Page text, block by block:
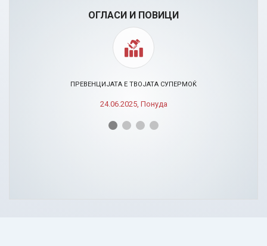
ОГЛАСИ И ПОВИЦИ
ПРЕВЕНЦИЈАТА Е ТВОЈАТА СУПЕРМОЌ
24.06.2025, Понуда